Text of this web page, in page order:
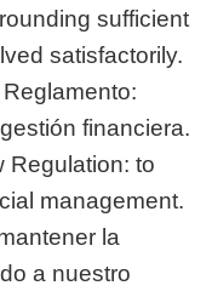
sufficient
satisfactorily.
financiera.
Regulation: to
management.
la
a nuestro